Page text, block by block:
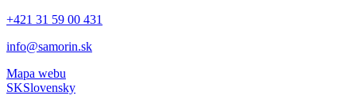
+421 31 59 00 431
info@samorin.sk
Mapa webu
SKSlovensky